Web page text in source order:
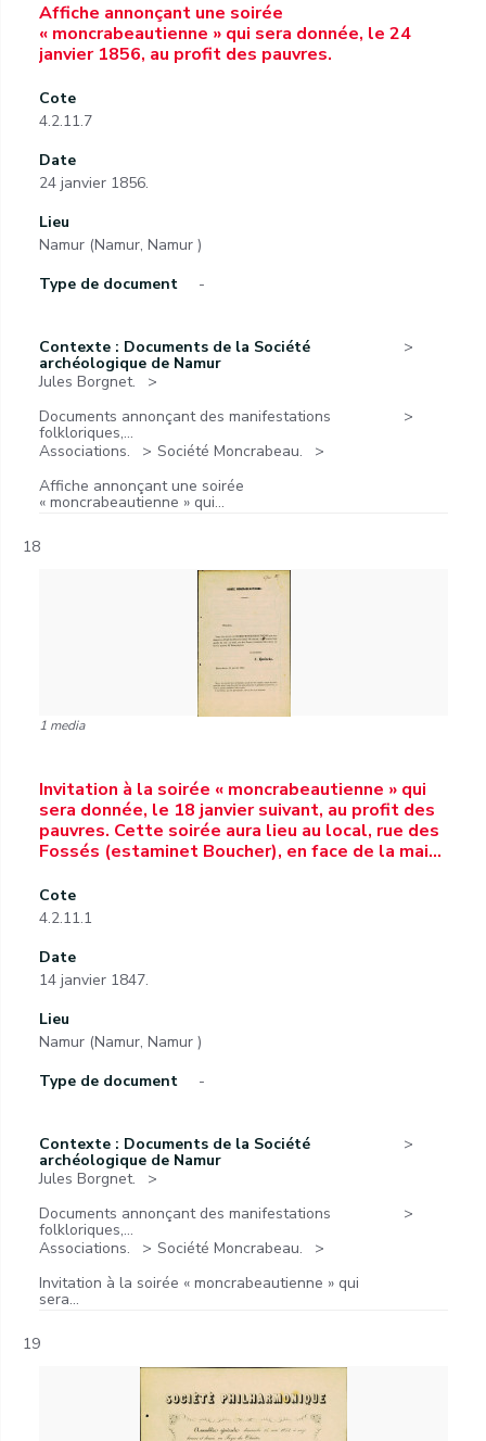
Affiche annonçant une soirée
« moncrabeautienne » qui sera donnée, le 24
janvier 1856, au profit des pauvres.
Cote
4.2.11.7
Date
24 janvier 1856.
Lieu
Namur (Namur, Namur )
Type de document
-
Contexte : Documents de la Société
archéologique de Namur
Jules Borgnet.
Documents annonçant des manifestations
folkloriques,...
Associations.
Société Moncrabeau.
Affiche annonçant une soirée
« moncrabeautienne » qui...
18
1 media
Invitation à la soirée « moncrabeautienne » qui
sera donnée, le 18 janvier suivant, au profit des
pauvres. Cette soirée aura lieu au local, rue des
Fossés (estaminet Boucher), en face de la mai…
Cote
4.2.11.1
Date
14 janvier 1847.
Lieu
Namur (Namur, Namur )
Type de document
-
Contexte : Documents de la Société
archéologique de Namur
Jules Borgnet.
Documents annonçant des manifestations
folkloriques,...
Associations.
Société Moncrabeau.
Invitation à la soirée « moncrabeautienne » qui
sera...
19